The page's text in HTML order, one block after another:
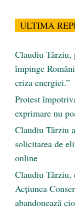
ULTIMA
Claudiu Târziu,
împinge
criza energiei.”
Protest
exprimare nu
Claudiu Târziu
solicitarea de
online
Claudiu Târziu,
Acțiunea
abandonează